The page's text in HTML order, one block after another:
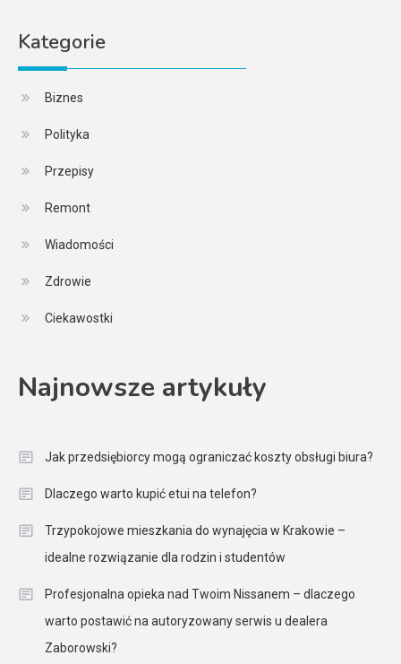
Kategorie
Biznes
Polityka
Przepisy
Remont
Wiadomości
Zdrowie
Ciekawostki
Najnowsze artykuły
Jak przedsiębiorcy mogą ograniczać koszty obsługi biura?
Dlaczego warto kupić etui na telefon?
Trzypokojowe mieszkania do wynajęcia w Krakowie –
idealne rozwiązanie dla rodzin i studentów
Profesjonalna opieka nad Twoim Nissanem – dlaczego
warto postawić na autoryzowany serwis u dealera
Zaborowski?